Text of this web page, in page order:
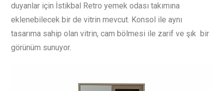
duyanlar için İstikbal Retro yemek odası takımına
eklenebilecek bir de vitrin mevcut. Konsol ile aynı
tasarıma sahip olan vitrin, cam bölmesi ile zarif ve şık bir
görünüm sunuyor.